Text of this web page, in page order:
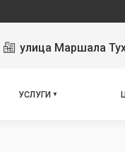
улица Маршала
УСЛУГИ